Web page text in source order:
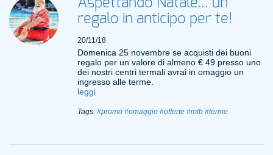
Aspettando Natale... un
regalo in anticipo per te!
20/11/18
Domenica 25 novembre se acquisti dei buoni
regalo per un valore di almeno € 49 presso uno
dei nostri centri termali avrai in omaggio un
ingresso alle terme.
leggi
Tags: #promo #omaggio #offerte #mtb #terme